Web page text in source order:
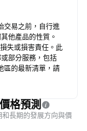
交易之前，自行進
他產品的性質。
失或損害責任。此
部分服務，包括
區的最新清單，請
格預測
長期的發展方向與價